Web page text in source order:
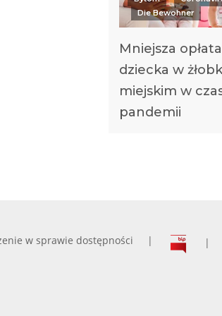
Die Bewohner
Mniejsza
dziecka w
miejskim w
pandemii
w sprawie dostępności